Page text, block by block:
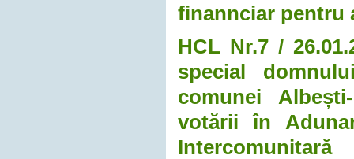
finannciar pentru
HCL Nr.7 /
special
comunei
votării în